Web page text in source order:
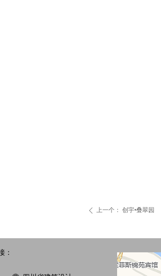
ꄴ 上一个： 创宇•叠翠园
：